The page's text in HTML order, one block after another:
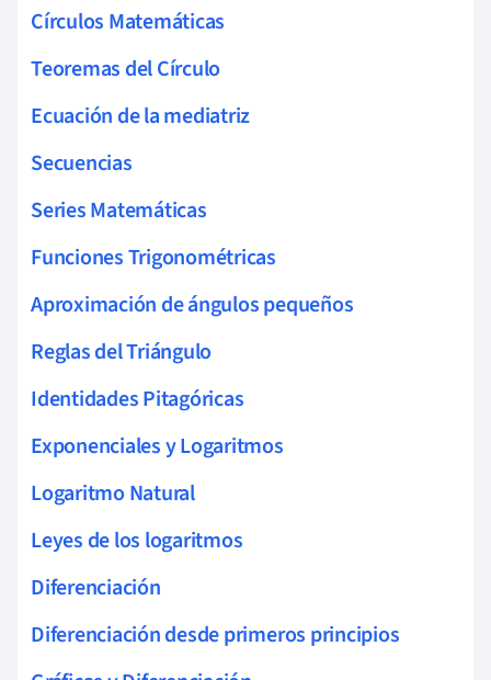
Círculos Matemáticas
Teoremas del Círculo
Ecuación de la mediatriz
Secuencias
Series Matemáticas
Funciones Trigonométricas
Aproximación de ángulos pequeños
Reglas del Triángulo
Identidades Pitagóricas
Exponenciales y Logaritmos
Logaritmo Natural
Leyes de los logaritmos
Diferenciación
Diferenciación desde primeros principios